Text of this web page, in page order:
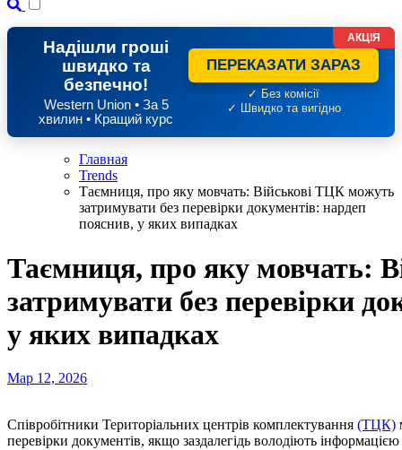
Надішли гроші
швидко та
безпечно!
Western Union • За 5
хвилин • Кращий курс
ПЕРЕКАЗАТИ ЗАРАЗ
✓ Без комісії
✓ Швидко та вигідно
АКЦІЯ
Главная
Trends
Таємниця, про яку мовчать: Військові ТЦК можуть
затримувати без перевірки документів: нардеп
пояснив, у яких випадках
Таємниця, про яку мовчать:
затримувати без перевірки
у яких випадках
Мар 12, 2026
Співробітники Територіальних центрів комплектування (ТЦК)
перевірки документів, якщо заздалегідь володіють